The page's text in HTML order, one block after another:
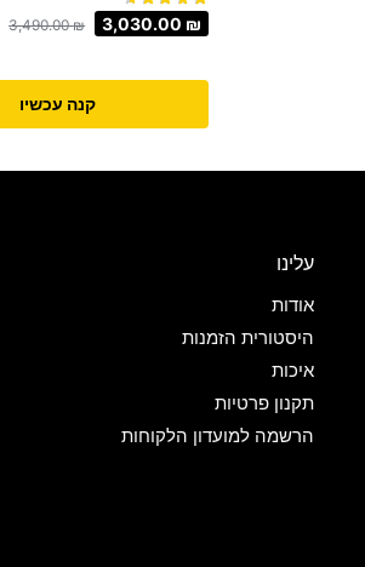
3,490.00₪ 3,030.00 ₪
קנה עכשיו
עלינו
אודות
היסטורית הזמנות
איכות
תקנון פרטיות
הרשמה למועדון הלקוחות